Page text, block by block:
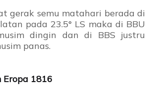
gerak semu matahari berada di
pada 23.5° LS maka di BBU
dingin dan di BBS justru
panas.
1816